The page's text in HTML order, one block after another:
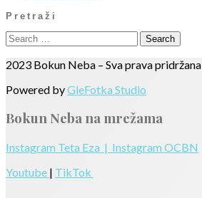
Pretraži
2023 Bokun Neba – Sva prava pridržana
Powered byGleFotka Studio
Bokun Neba na mrežama
Instagram Teta Eza | Instagram OCBN
Youtube | TikTok